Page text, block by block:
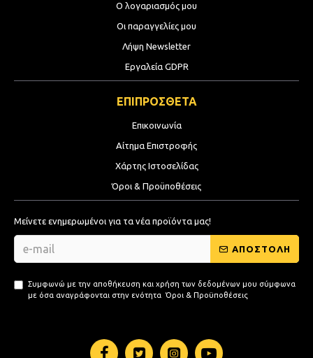
Ο λογαριασμός μου
Οι παραγγελίες μου
Λήψη Newsletter
Εργαλεία GDPR
ΕΠΙΠΡΟΣΘΕΤΑ
Επικοινωνία
Αίτημα Επιστροφής
Χάρτης Ιστοσελίδας
Όροι & Προϋποθέσεις
Μείνετε ενημερωμένοι για τα νέα προϊόντα μας!
ΑΠΟΣΤΟΛΗ
Συμφωνώ με την αποθήκευση και χρήση των δεδομένων μου σύμφωνα
με όσα αναγράφονται στην ενότητα Όροι & Προϋποθέσεις